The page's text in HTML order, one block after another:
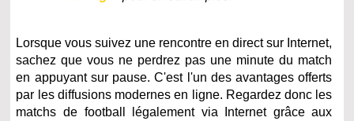
Lorsque vous suivez une rencontre en direct sur Internet,
sachez que vous ne perdrez pas une minute du match
en appuyant sur pause. C'est l'un des avantages offerts
par les diffusions modernes en ligne. Regardez donc les
matchs de football légalement via Internet grâce aux